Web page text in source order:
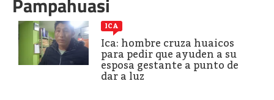
ICA
Ica: hombre cruza huaicos
para pedir que ayuden a su
esposa gestante a punto de
dar a luz